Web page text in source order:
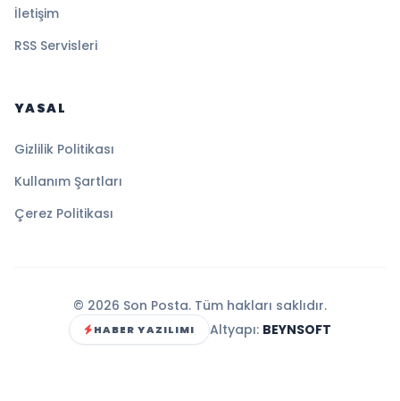
İletişim
RSS Servisleri
YASAL
Gizlilik Politikası
Kullanım Şartları
Çerez Politikası
© 2026 Son Posta. Tüm hakları saklıdır.
HABER YAZILIMI Altyapı: BEYNSOFT